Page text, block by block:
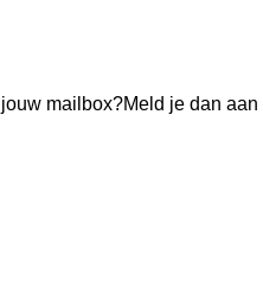
mailbox?Meld je dan aan